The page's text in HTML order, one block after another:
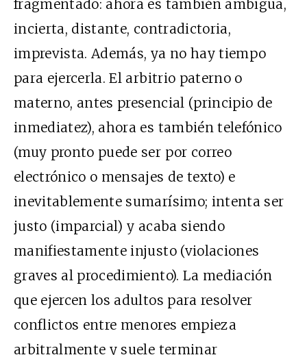
fragmentado: ahora es también ambigua,
incierta, distante, contradictoria,
imprevista. Además, ya no hay tiempo
para ejercerla. El arbitrio paterno o
materno, antes presencial (principio de
inmediatez), ahora es también telefónico
(muy pronto puede ser por correo
electrónico o mensajes de texto) e
inevitablemente sumarísimo; intenta ser
justo (imparcial) y acaba siendo
manifiestamente injusto (violaciones
graves al procedimiento). La mediación
que ejercen los adultos para resolver
conflictos entre menores empieza
arbitralmente y suele terminar